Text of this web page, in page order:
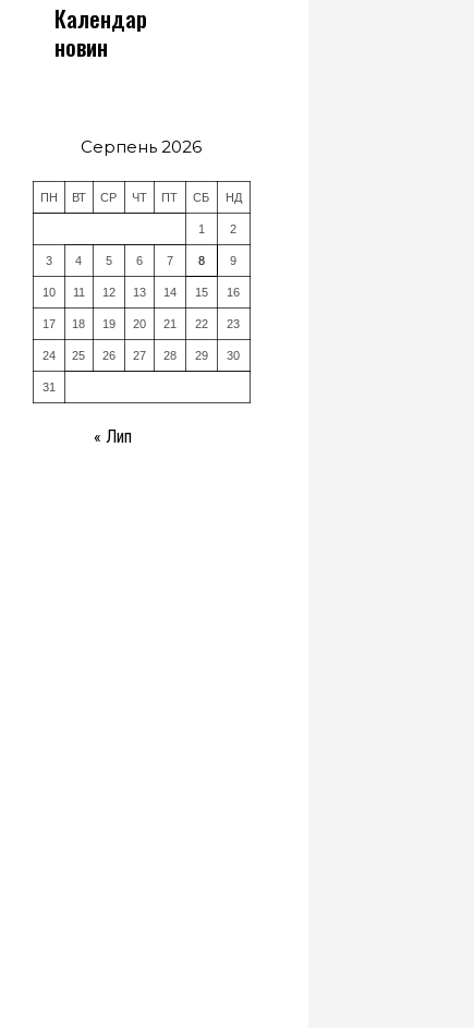
Календар
новин
Серпень 2026
ПН ВТ СР ЧТ ПТ СБ НД
1 2
3 4 5 6 7 8 9
10 11 12 13 14 15 16
17 18 19 20 21 22 23
24 25 26 27 28 29 30
31
« Лип